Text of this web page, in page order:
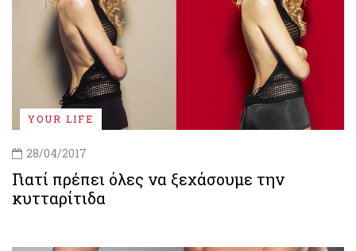
YOUR LIFE
28/04/2017
Γιατί πρέπει όλες να ξεχάσουμε την
κυτταρίτιδα